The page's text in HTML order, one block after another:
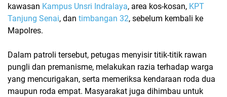
kawasan Kampus Unsri Indralaya, area kos-kosan, KPT
Tanjung Senai, dan timbangan 32, sebelum kembali ke
Mapolres.
Dalam patroli tersebut, petugas menyisir titik-titik rawan
pungli dan premanisme, melakukan razia terhadap warga
yang mencurigakan, serta memeriksa kendaraan roda dua
maupun roda empat. Masyarakat juga dihimbau untuk